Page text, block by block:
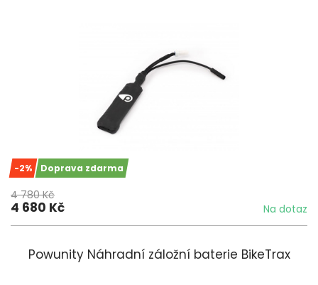
-2% Doprava zdarma
4 780 Kč
4 680 Kč Na dotaz
Powunity Náhradní záložní baterie BikeTrax